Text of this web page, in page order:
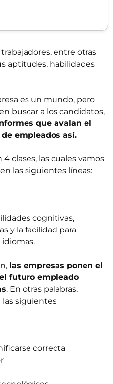
entre otras
aptitudes, habilidades
es un mundo, pero
buscar a los candidatos,
que avalan el
empleados así.
clases, las cuales vamos
las siguientes líneas:
cognitivas,
y la facilidad para
idiomas.
las empresas ponen el
futuro empleado
. En otras palabras,
las siguientes
correcta